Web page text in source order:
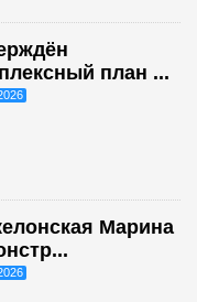
план ...
Марина